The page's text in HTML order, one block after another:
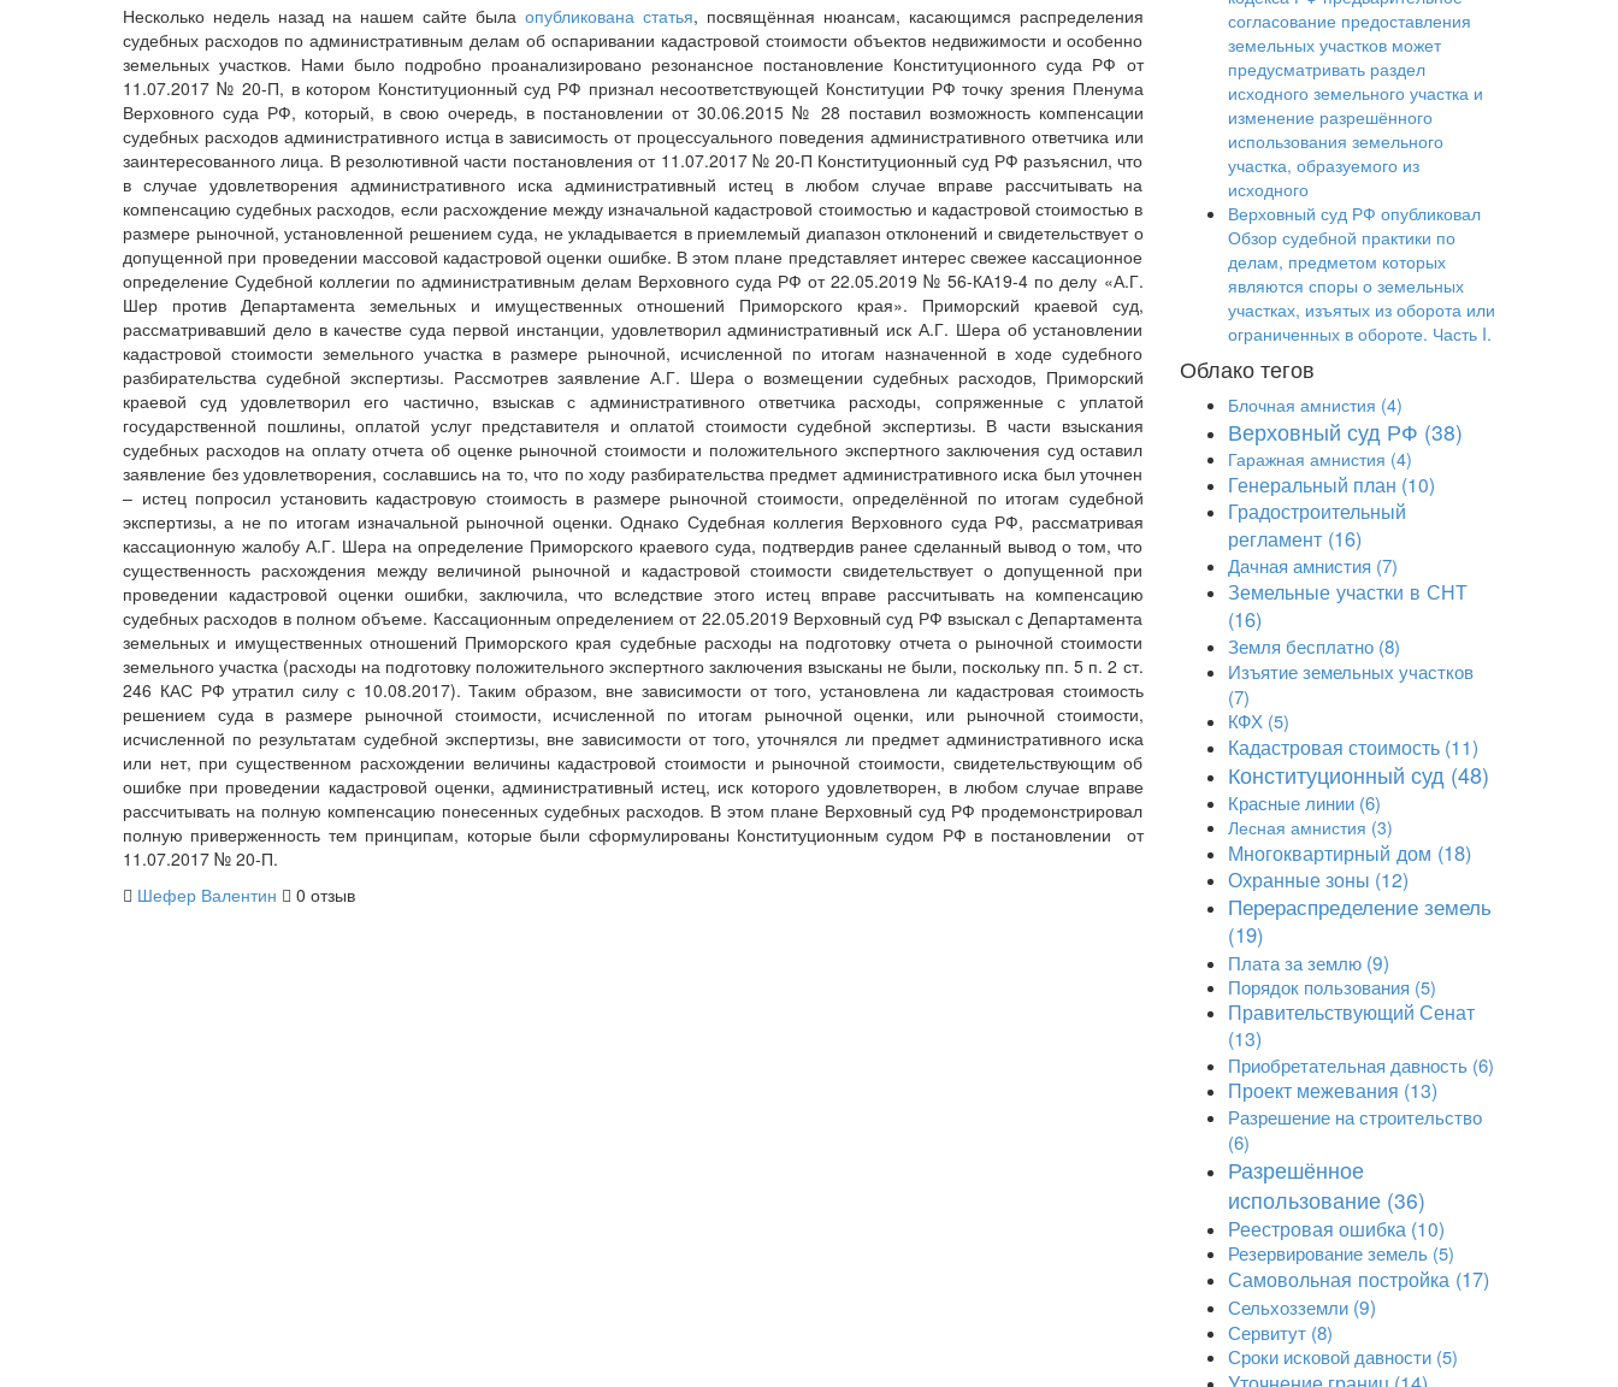
Несколько недель назад на нашем сайте была опубликована статья, посвящённая нюансам, касающимся распределения
судебных расходов по административным делам об оспаривании кадастровой стоимости объектов недвижимости и особенно
земельных участков. Нами было подробно проанализировано резонансное постановление Конституционного суда РФ от
11.07.2017 № 20-П, в котором Конституционный суд РФ признал несоответствующей Конституции РФ точку зрения Пленума
Верховного суда РФ, который, в свою очередь, в постановлении от 30.06.2015 № 28 поставил возможность компенсации
судебных расходов административного истца в зависимость от процессуального поведения административного ответчика или
заинтересованного лица. В резолютивной части постановления от 11.07.2017 № 20-П Конституционный суд РФ разъяснил, что
в случае удовлетворения административного иска административный истец в любом случае вправе рассчитывать на
компенсацию судебных расходов, если расхождение между изначальной кадастровой стоимостью и кадастровой стоимостью в
размере рыночной, установленной решением суда, не укладывается в приемлемый диапазон отклонений и свидетельствует о
допущенной при проведении массовой кадастровой оценки ошибке. В этом плане представляет интерес свежее кассационное
определение Судебной коллегии по административным делам Верховного суда РФ от 22.05.2019 № 56-КА19-4 по делу «А.Г.
Шер против Департамента земельных и имущественных отношений Приморского края». Приморский краевой суд,
рассматривавший дело в качестве суда первой инстанции, удовлетворил административный иск А.Г. Шера об установлении
кадастровой стоимости земельного участка в размере рыночной, исчисленной по итогам назначенной в ходе судебного
разбирательства судебной экспертизы. Рассмотрев заявление А.Г. Шера о возмещении судебных расходов, Приморский
краевой суд удовлетворил его частично, взыскав с административного ответчика расходы, сопряженные с уплатой
государственной пошлины, оплатой услуг представителя и оплатой стоимости судебной экспертизы. В части взыскания
судебных расходов на оплату отчета об оценке рыночной стоимости и положительного экспертного заключения суд оставил
заявление без удовлетворения, сославшись на то, что по ходу разбирательства предмет административного иска был уточнен
– истец попросил установить кадастровую стоимость в размере рыночной стоимости, определённой по итогам судебной
экспертизы, а не по итогам изначальной рыночной оценки. Однако Судебная коллегия Верховного суда РФ, рассматривая
кассационную жалобу А.Г. Шера на определение Приморского краевого суда, подтвердив ранее сделанный вывод о том, что
существенность расхождения между величиной рыночной и кадастровой стоимости свидетельствует о допущенной при
проведении кадастровой оценки ошибки, заключила, что вследствие этого истец вправе рассчитывать на компенсацию
судебных расходов в полном объеме. Кассационным определением от 22.05.2019 Верховный суд РФ взыскал с Департамента
земельных и имущественных отношений Приморского края судебные расходы на подготовку отчета о рыночной стоимости
земельного участка (расходы на подготовку положительного экспертного заключения взысканы не были, поскольку пп. 5 п. 2 ст.
246 КАС РФ утратил силу с 10.08.2017). Таким образом, вне зависимости от того, установлена ли кадастровая стоимость
решением суда в размере рыночной стоимости, исчисленной по итогам рыночной оценки, или рыночной стоимости,
исчисленной по результатам судебной экспертизы, вне зависимости от того, уточнялся ли предмет административного иска
или нет, при существенном расхождении величины кадастровой стоимости и рыночной стоимости, свидетельствующим об
ошибке при проведении кадастровой оценки, административный истец, иск которого удовлетворен, в любом случае вправе
рассчитывать на полную компенсацию понесенных судебных расходов. В этом плане Верховный суд РФ продемонстрировал
полную приверженность тем принципам, которые были сформулированы Конституционным судом РФ в постановлении от
11.07.2017 № 20-П.
Шефер Валентин
0 отзыв
согласование предоставления
земельных участков может
предусматривать раздел
исходного земельного участка и
изменение разрешённого
использования земельного
участка, образуемого из
исходного
Верховный суд РФ опубликовал
Обзор судебной практики по
делам, предметом которых
являются споры о земельных
участках, изъятых из оборота или
ограниченных в обороте. Часть I.
Облако тегов
Блочная амнистия (4)
Верховный суд РФ (38)
Гаражная амнистия (4)
Генеральный план (10)
Градостроительный
регламент(16)
Дачная амнистия (7)
Земельные участки в СНТ
(16)
Земля бесплатно(8)
Изъятие земельных участков
(7)
КФХ (5)
Кадастровая стоимость(11)
Конституционный суд (48)
Красные линии(6)
Лесная амнистия (3)
Многоквартирный дом (18)
Охранные зоны (12)
Перераспределение земель
(19)
Плата за землю(9)
Порядок пользования (5)
Правительствующий Сенат
(13)
Приобретательная давность(6)
Проект межевания (13)
Разрешение на строительство
(6)
Разрешённое
использование(36)
Реестровая ошибка (10)
Резервирование земель(5)
Самовольная постройка(17)
Сельхозземли(9)
Сервитут(8)
Сроки исковой давности(5)